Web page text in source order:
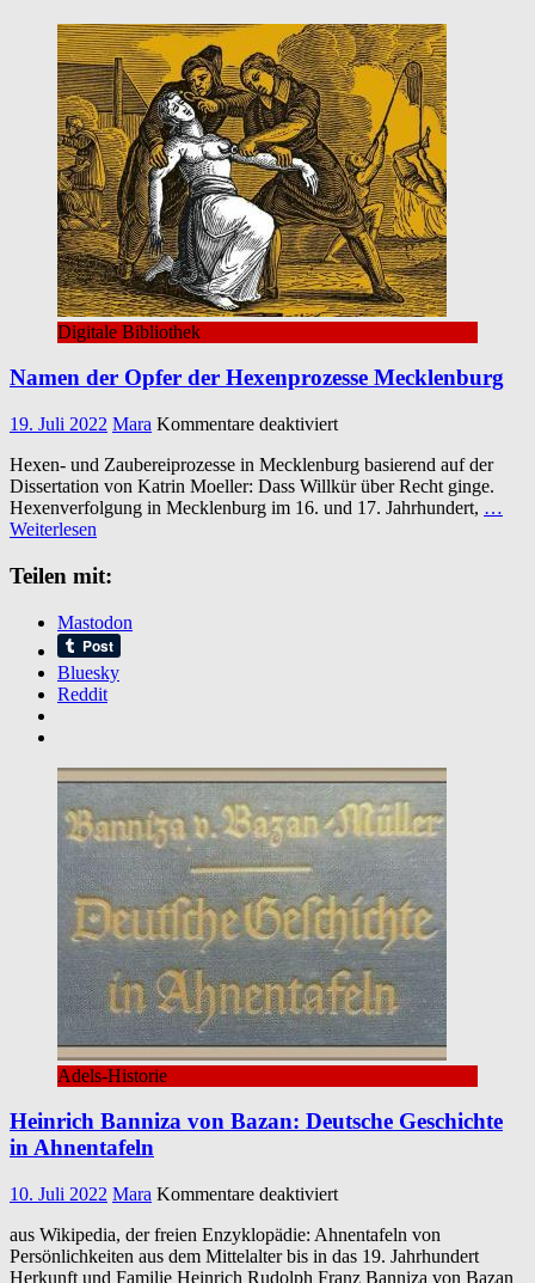
Digitale Bibliothek
Namen der Opfer der Hexenprozesse Mecklenburg
19. Juli 2022 Mara Kommentare deaktiviertfür
der
Opfer
der
Hexen- und Zaubereiprozesse in Mecklenburg basierend auf der
Dissertation von Katrin Moeller: Dass Willkür über Recht ginge.
Hexenverfolgung in Mecklenburg im 16. und 17. Jahrhundert, …
Weiterlesen
Teilen mit:
Mastodon
Bluesky
Reddit
Adels-Historie
Heinrich Banniza von Bazan: Deutsche Geschichte
in Ahnentafeln
10. Juli 2022 Mara Kommentare deaktiviertfür
Banniza
von
Bazan:
aus Wikipedia, der freien Enzyklopädie: Ahnentafeln von
Persönlichkeiten aus dem Mittelalter bis in das 19. Jahrhundert
Herkunft und Familie Heinrich Rudolph Franz Banniza von Bazan